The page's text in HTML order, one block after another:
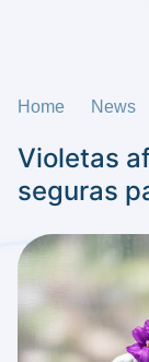
Home News
Violetas
seguras